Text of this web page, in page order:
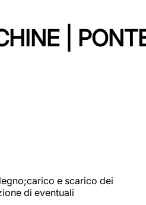
|
e scarico dei
di eventuali